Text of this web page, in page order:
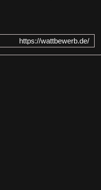
https://wattbewerb.de/